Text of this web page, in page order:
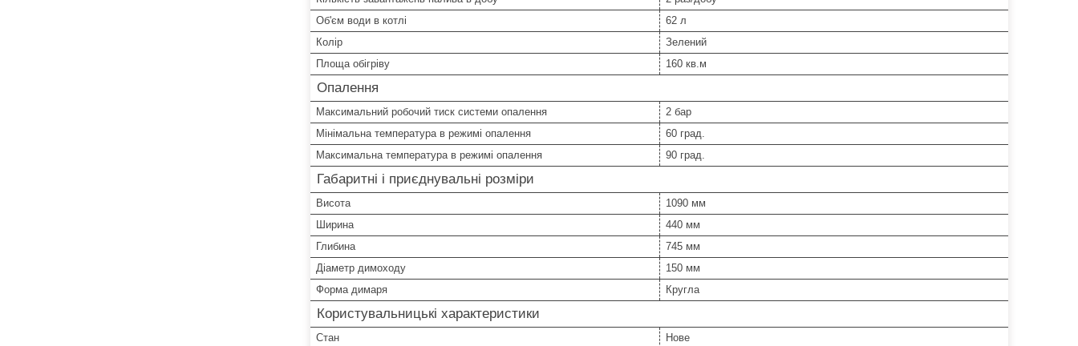
Об'єм води в котлі
62 л
Колір
Зелений
Площа обігріву
160 кв.м
Опалення
Максимальний робочий тиск системи опалення
2 бар
Мінімальна температура в режимі опалення
60 град.
Максимальна температура в режимі опалення
90 град.
Габаритні і приєднувальні розміри
Висота
1090 мм
Ширина
440 мм
Глибина
745 мм
Діаметр димоходу
150 мм
Форма димаря
Кругла
Користувальницькі характеристики
Стан Нове